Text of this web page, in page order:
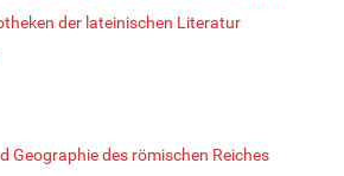
der lateinischen Literatur
Geographie des römischen Reiches